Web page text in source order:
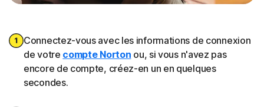
Connectez-vous avec les informations de connexion
de votre compte Norton ou, si vous n'avez pas
encore de compte, créez-en un en quelques
secondes.